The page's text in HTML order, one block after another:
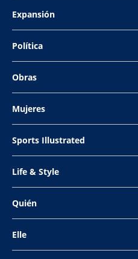
Expansión
Política
Obras
Mujeres
Sports Illustrated
Life & Style
Quién
Elle